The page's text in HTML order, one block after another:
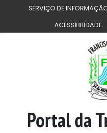
SERVIÇO DE
ACESSIBILIDADE:
Portal da